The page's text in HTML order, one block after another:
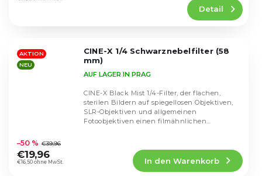
Sternen.
Detail
AKTION
NEU
CINE-X 1/4 Schwarznebelfilter (58
mm)
durchschnittliche
Produktbewertung
ist
AUF LAGER IN PRAG
€16,50 ohne MwSt.
–50 % €39,96
€19,96
In den Warenkorb
CINE-X Black Mist 1/4-Filter, der flachen,
sterilen Bildern auf spiegellosen Objektiven,
SLR-Objektiven und allgemeinen
Fotoobjektiven einen filmähnlichen